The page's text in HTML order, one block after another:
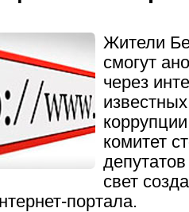
Жители
смогут
через
комитет
свет
портала.